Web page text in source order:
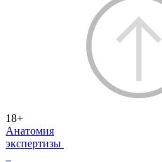
18+
Анатомия
экспертизы